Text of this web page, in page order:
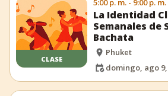
CLASE
5:00 p. m. - 9:00 p. m.
La Identidad
Semanales de
Bachata
Phuket
domingo, ago 9,